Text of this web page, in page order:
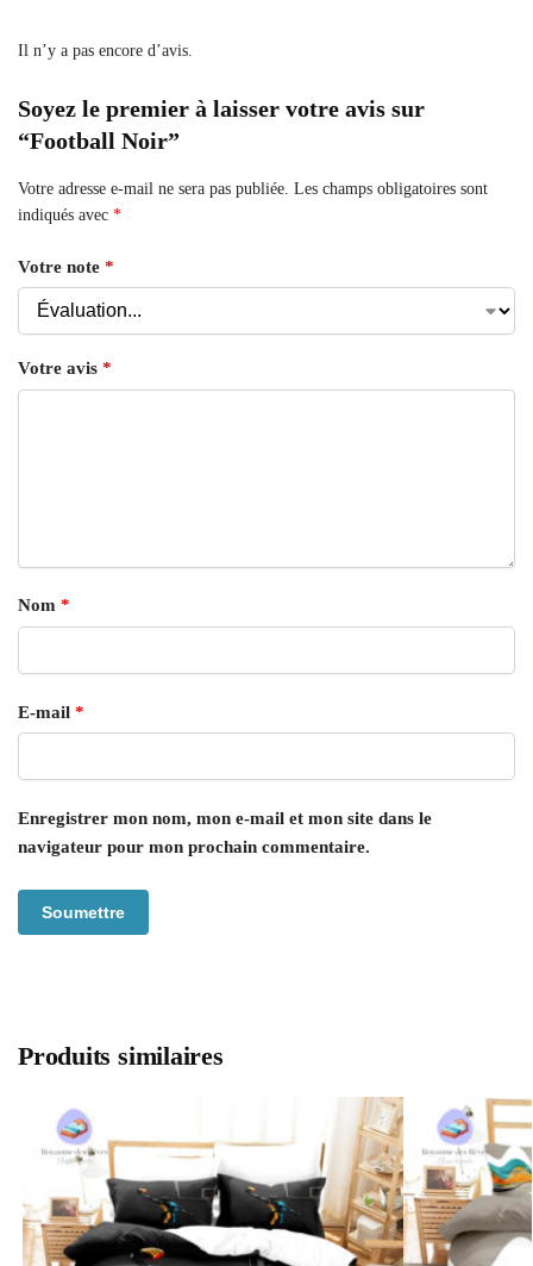
Il n’y a pas encore d’avis.
Soyez le premier à laisser votre avis sur
“Football Noir”
Votre adresse e-mail ne sera pas publiée. Les champs obligatoires sont
indiqués avec *
Votre note *
Votre avis *
Nom *
E-mail *
Enregistrer mon nom, mon e-mail et mon site dans le
navigateur pour mon prochain commentaire.
Produits similaires